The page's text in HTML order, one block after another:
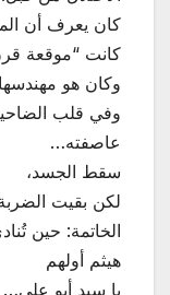
كان يعرف أن
كانت “موقعة
وكان هو
وفي قلب
عاصفته…
سقط الجسد،
لكن بقيت
الخاتمة: حين
هيثم أولهم
يا سيد أبو علي…